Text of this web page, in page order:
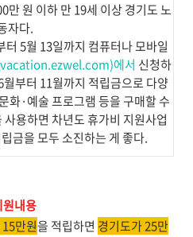
만 원 이하 만 19세 이상 경기도 노
자다.
5월 13일까지 컴퓨터나 모바일
에서 신청하
부터 11월까지 적립금으로 다양
화·예술 프로그램 등을 구매할 수
용하면 차년도 휴가비 지원사업
금을 모두 소진하는 게 좋다.
원내용
만원을 적립하면 경기도가 25만